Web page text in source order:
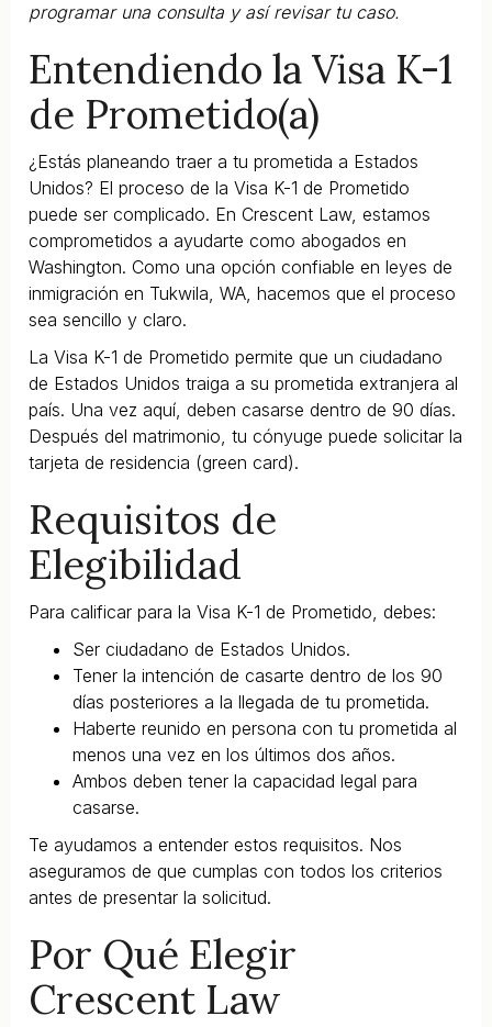
programar una consulta y así revisar tu caso.
Entendiendo la Visa K-1
de Prometido(a)
¿Estás planeando traer a tu prometida a Estados
Unidos? El proceso de la Visa K-1 de Prometido
puede ser complicado. En Crescent Law, estamos
comprometidos a ayudarte como abogados en
Washington. Como una opción confiable en leyes de
inmigración en Tukwila, WA, hacemos que el proceso
sea sencillo y claro.
La Visa K-1 de Prometido permite que un ciudadano
de Estados Unidos traiga a su prometida extranjera al
país. Una vez aquí, deben casarse dentro de 90 días.
Después del matrimonio, tu cónyuge puede solicitar la
tarjeta de residencia (green card).
Requisitos de
Elegibilidad
Para calificar para la Visa K-1 de Prometido, debes:
Ser ciudadano de Estados Unidos.
Tener la intención de casarte dentro de los 90
días posteriores a la llegada de tu prometida.
Haberte reunido en persona con tu prometida al
menos una vez en los últimos dos años.
Ambos deben tener la capacidad legal para
casarse.
Te ayudamos a entender estos requisitos. Nos
aseguramos de que cumplas con todos los criterios
antes de presentar la solicitud.
Por Qué Elegir
Crescent Law